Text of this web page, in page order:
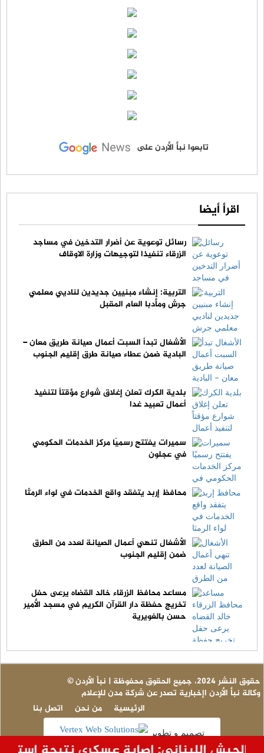
تابعوا نبأ الأردن على
اقرأ أيضا
رسائل توعوية عن أضرار التدخين في مساجد
الزرقاء تنفيذا لتوجيهات وزارة الاوقاف
التربية: إنشاء مبنيين جديدين لناديي معلمي
جرش ومأدبا العام المقبل
الأشغال تبدأ السبت أعمال صيانة طريق معان –
البادية ضمن عطاء صيانة طرق إقليم الجنوب
بلدية الكرك تعلن إغلاق شوارع مؤقتاً لتنفيذ
أعمال تعبيد غدا
سميرات يفتتح رسميًا مركز الخدمات الحكومي
في عجلون
محافظ إربد يتفقد واقع الخدمات في لواء الرمثا
الأشغال تنهي أعمال الصيانة لعدد من الطرق
ضمن إقليم الجنوب
مساعد محافظ الزرقاء خالد القضاه يرعى حفل
تخريج حفظة دار القرآن الكريم في مسجد الأمير
حسن بالغويرية
© حقوق النشر 2024، جميع الحقوق محفوظة | نبأ الأردن
وكالة نبأ الأردن اإخبارية تصدر عن شركة مدن للإعلام
اتصل بنا
من نحن الرئيسية
تصميم و تطوير